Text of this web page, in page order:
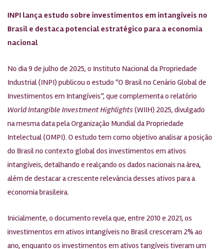
INPI lança estudo sobre investimentos em intangíveis no
Brasil e destaca potencial estratégico para a economia
nacional
No dia 9 de julho de 2025, o Instituto Nacional da Propriedade
Industrial (INPI) publicou o estudo “O Brasil no Cenário Global de
Investimentos em Intangíveis”, que complementa o relatório
World Intangible Investment Highlights (WIIH) 2025, divulgado
na mesma data pela Organização Mundial da Propriedade
Intelectual (OMPI). O estudo tem como objetivo analisar a posição
do Brasil no contexto global dos investimentos em ativos
intangíveis, detalhando e realçando os dados nacionais na área,
além de destacar a crescente relevância desses ativos para a
economia brasileira.
Inicialmente, o documento revela que, entre 2010 e 2021, os
investimentos em ativos intangíveis no Brasil cresceram 2% ao
ano, enquanto os investimentos em ativos tangíveis tiveram um